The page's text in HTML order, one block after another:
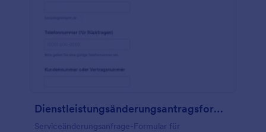
Dienstleistungsänderungsantragsformular
Serviceänderungsanfrage-Formular für